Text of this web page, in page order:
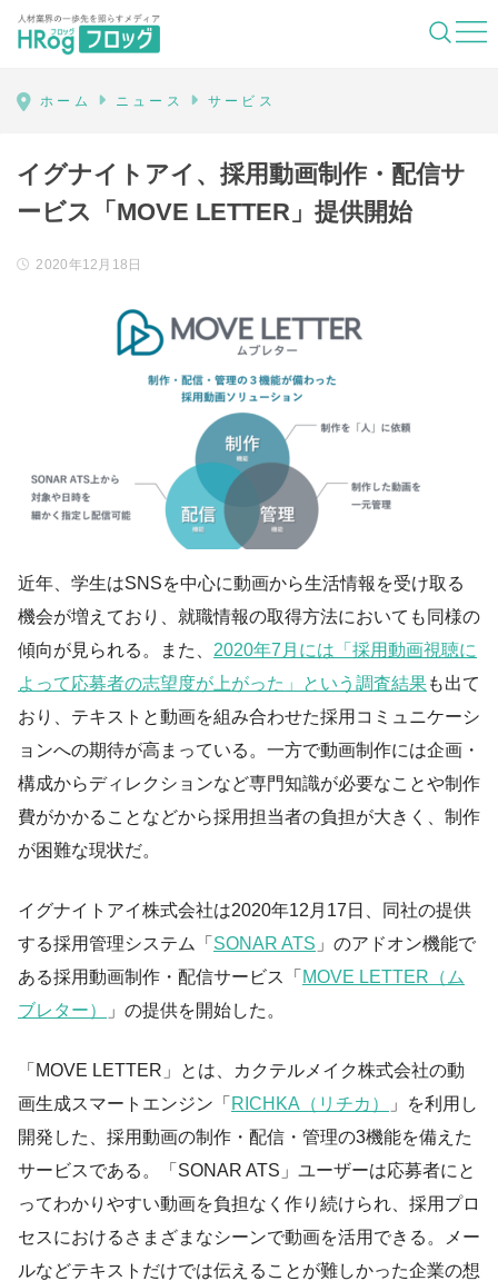
HRog | 人材業界の一歩先を照らすメディ
ホーム ニュース サービス
イグナイトアイ、採用動画制作・配信サ
ービス「MOVE LETTER」提供開始
2020年12月18日
近年、学生はSNSを中心に動画から生活情報を受け取る
機会が増えており、就職情報の取得方法においても同様の
傾向が見られる。また、 2020年7月には「採用動画視聴に
よって応募者の志望度が上がった」という調査結果も出て
おり、テキストと動画を組み合わせた採用コミュニケーシ
ョンへの期待が高まっている。一方で動画制作には企画・
構成からディレクションなど専門知識が必要なことや制作
費がかかることなどから採用担当者の負担が大きく、制作
が困難な現状だ。
イグナイトアイ株式会社は2020年12月17日、同社の提供
する採用管理システム「 SONAR ATS 」のアドオン機能で
ある採用動画制作・配信サービス「 MOVE LETTER（ム
ブレター）
」の提供を開始した。
「MOVE LETTER」とは、カクテルメイク株式会社の動
画生成スマートエンジン「 RICHKA（リチカ）
」を利用し
開発した、採用動画の制作・配信・管理の3機能を備えた
サービスである。「SONAR ATS」ユーザーは応募者にと
ってわかりやすい動画を負担なく作り続けられ、採用プロ
セスにおけるさまざまなシーンで動画を活用できる。メー
ルなどテキストだけでは伝えることが難しかった企業の想